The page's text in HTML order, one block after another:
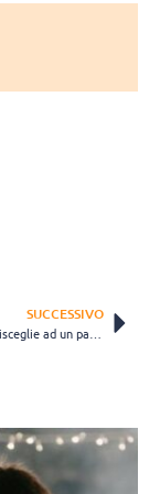
SUCCESSIVO
B2 femminile: Bisceglie ad un passo dal sogno, Modica travolta in gara 1